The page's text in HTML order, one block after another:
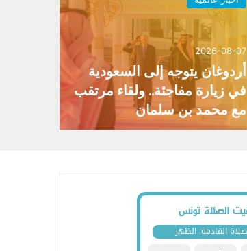
2026-08-07
أردوغان يتوجه إلى السعودية
في زيارة مفاجئة.. ولقاء مرتقب
مع محمد بن سلمان